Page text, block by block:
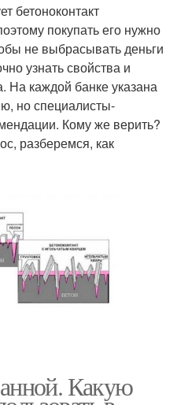
бетоноконтакт
покупать его нужно
не выбрасывать деньги
узнать свойства и
На каждой банке указана
но специалисты-
Кому же верить?
разберемся, как
Какую